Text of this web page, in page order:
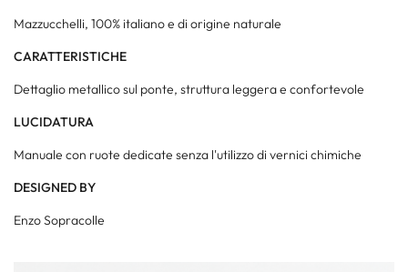
Mazzucchelli, 100% italiano e di origine naturale
CARATTERISTICHE
Dettaglio metallico sul ponte, struttura leggera e confortevole
LUCIDATURA
Manuale con ruote dedicate senza l'utilizzo di vernici chimiche
DESIGNED BY
Enzo Sopracolle